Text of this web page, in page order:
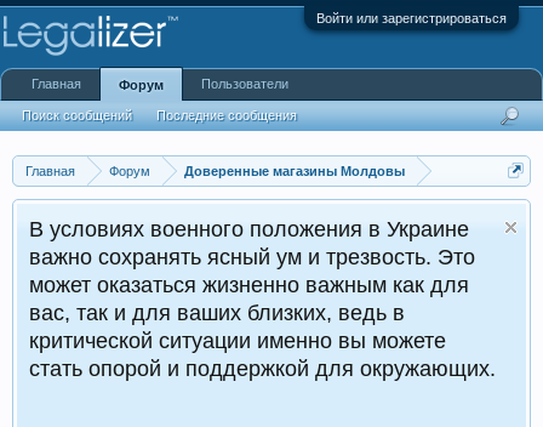
Войти или зарегистрироваться
Главная Форум Доверенные магазины Молдовы
В условиях военного положения в Украине
важно сохранять ясный ум и трезвость. Это
может оказаться жизненно важным как для
вас, так и для ваших близких, ведь в
критической ситуации именно вы можете
стать опорой и поддержкой для окружающих.
Главная Форум
Поиск сообщений Последние сообщения
Пользователи